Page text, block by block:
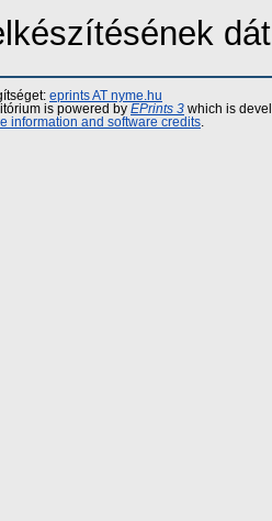
eprints AT nyme.hu
is powered by EPrints 3 which is
information and software credits